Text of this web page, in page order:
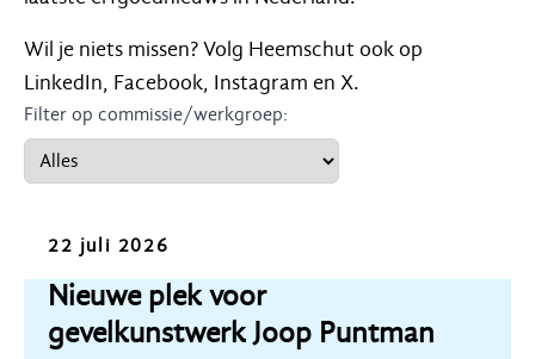
Wil je niets missen? Volg Heemschut ook op
LinkedIn, Facebook, Instagram en X.
Filter op commissie/werkgroep:
Nieuws
22 juli 2026
Nieuwe plek voor
gevelkunstwerk Joop Puntman